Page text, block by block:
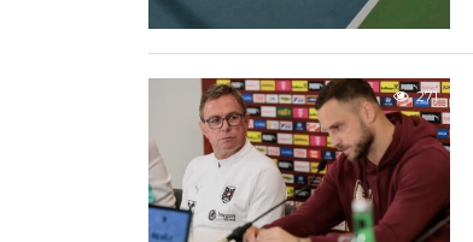
271